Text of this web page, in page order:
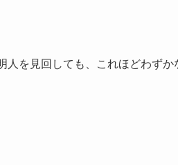
人を見回しても、これほどわずか